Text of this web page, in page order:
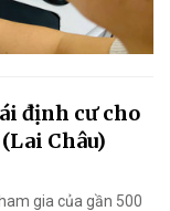
định cư cho
Châu)
gia của gần 500